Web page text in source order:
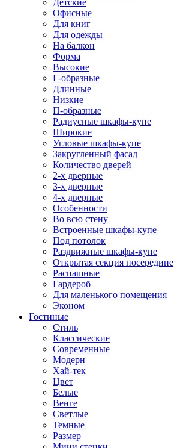
Детские
Офисные
Для книг
Для одежды
На балкон
Форма
Высокие
Г-образные
Длинные
Низкие
П-образные
Радиусные шкафы-купе
Широкие
Угловые шкафы-купе
Закругленный фасад
Количество дверей
2-х дверные
3-х дверные
4-х дверные
Особенности
Во всю стену
Встроенные шкафы-купе
Под потолок
Раздвижные шкафы-купе
Открытая секция посередине
Распашные
Гардероб
Для маленького помещения
Эконом
Гостиные
Стиль
Классические
Современные
Модерн
Хай-тек
Цвет
Белые
Венге
Светлые
Темные
Размер